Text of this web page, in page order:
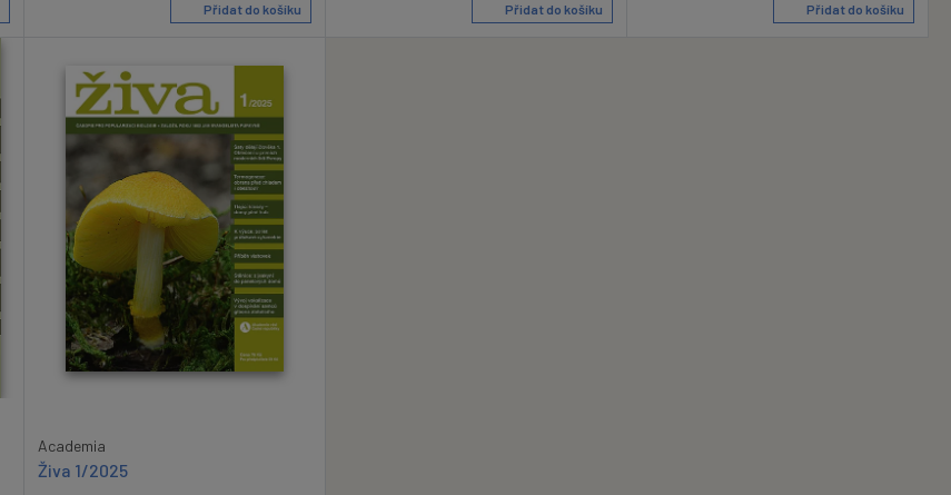
Přidat do košíku Přidat do košíku Přidat do košíku
Academia
Živa 1/2025